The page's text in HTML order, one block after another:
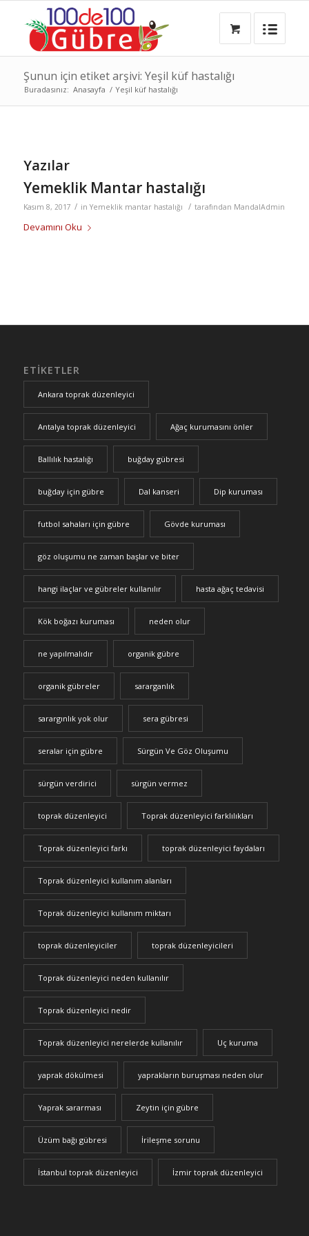
Şunun için etiket arşivi: Yeşil küf hastalığı
Buradasınız: Anasayfa / Yeşil küf hastalığı
Yazılar
Yemeklik Mantar hastalığı
Kasım 8, 2017 / in Yemeklik mantar hastalığı / tarafından MandalAdmin
Devamını Oku
ETIKETLER
Ankara toprak düzenleyici
Antalya toprak düzenleyici Ağaç kurumasını önler
Ballılık hastalığı buğday gübresi
buğday için gübre Dal kanseri Dip kuruması
futbol sahaları için gübre Gövde kuruması
göz oluşumu ne zaman başlar ve biter
hangi ilaçlar ve gübreler kullanılır hasta ağaç tedavisi
Kök boğazı kuruması neden olur
ne yapılmalıdır organik gübre
organik gübreler sararganlık
sarargınlık yok olur sera gübresi
seralar için gübre Sürgün Ve Göz Oluşumu
sürgün verdirici sürgün vermez
toprak düzenleyici Toprak düzenleyici farklılıkları
Toprak düzenleyici farkı toprak düzenleyici faydaları
Toprak düzenleyici kullanım alanları
Toprak düzenleyici kullanım miktarı
toprak düzenleyiciler toprak düzenleyicileri
Toprak düzenleyici neden kullanılır
Toprak düzenleyici nedir
Toprak düzenleyici nerelerde kullanılır Uç kuruma
yaprak dökülmesi yaprakların buruşması neden olur
Yaprak sararması Zeytin için gübre
Üzüm bağı gübresi İrileşme sorunu
İstanbul toprak düzenleyici İzmir toprak düzenleyici